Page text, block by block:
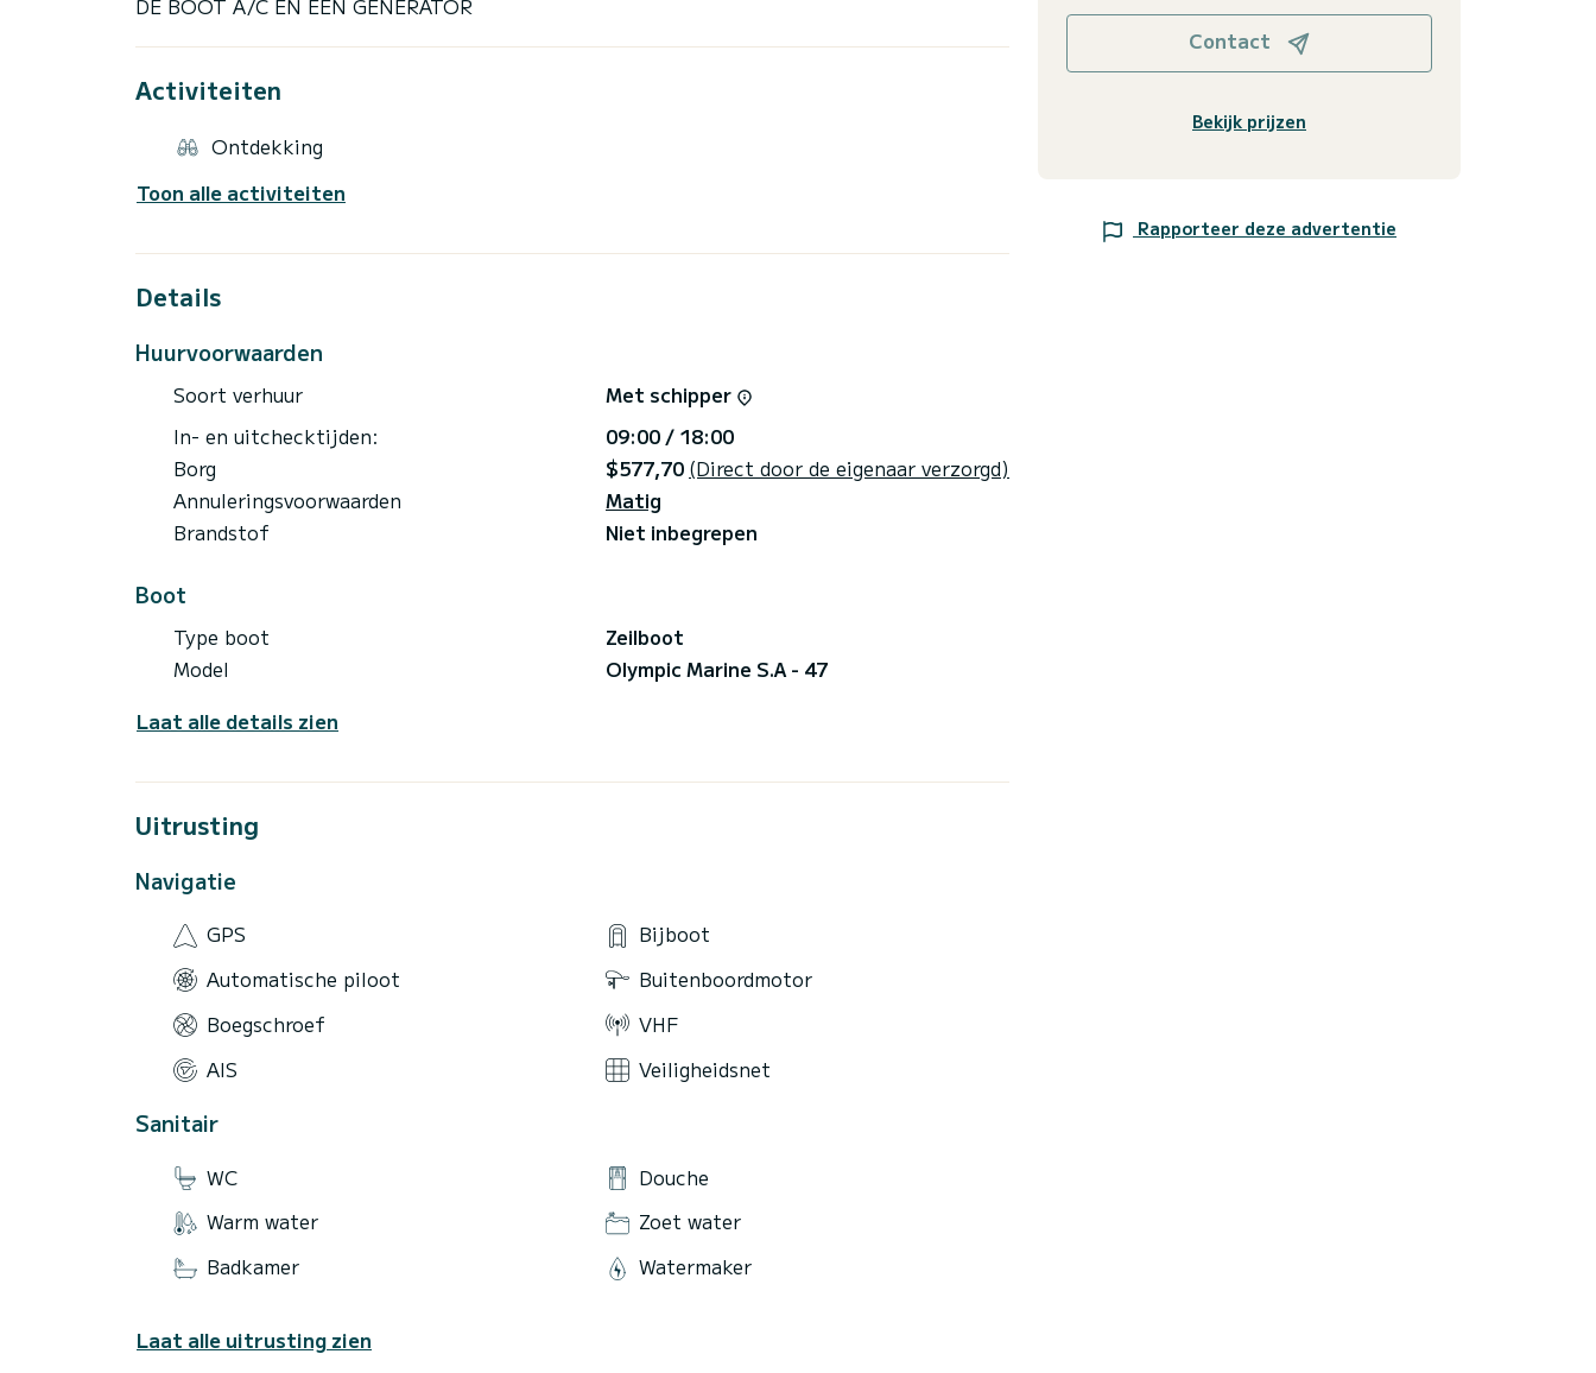
Activiteiten
Ontdekking
Toon alle activiteiten
Details
Huurvoorwaarden
Soort verhuur
Met schipper
In- en uitchecktijden:
09:00 / 18:00
Borg
$577,70 (Direct door de eigenaar verzorgd)
Annuleringsvoorwaarden
Matig
Brandstof
Niet inbegrepen
Boot
Type boot
Zeilboot
Model
Olympic Marine S.A - 47
Laat alle details zien
Uitrusting
Navigatie
GPS
Bijboot
Automatische piloot
Buitenboordmotor
Boegschroef
VHF
AIS
Veiligheidsnet
Sanitair
WC
Douche
Warm water
Zoet water
Badkamer
Watermaker
Laat alle uitrusting zien
Contact
Bekijk prijzen
Rapporteer deze advertentie